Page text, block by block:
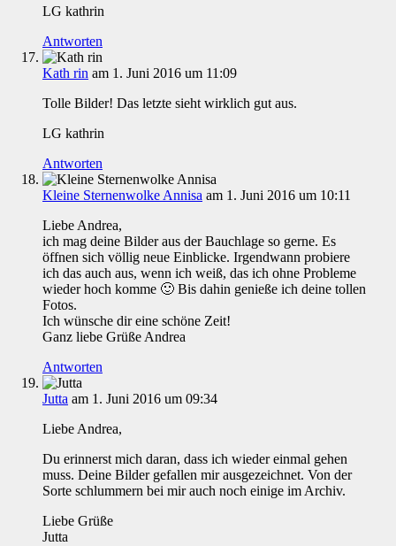
LG kathrin
Antworten
Kath rin am 1. Juni 2016 um 11:09
Tolle Bilder! Das letzte sieht wirklich gut aus.
LG kathrin
Antworten
Kleine Sternenwolke Annisa am 1. Juni 2016 um 10:11
Liebe Andrea,
ich mag deine Bilder aus der Bauchlage so gerne. Es
öffnen sich völlig neue Einblicke. Irgendwann probiere
ich das auch aus, wenn ich weiß, das ich ohne Probleme
wieder hoch komme 🙂 Bis dahin genieße ich deine tollen
Fotos.
Ich wünsche dir eine schöne Zeit!
Ganz liebe Grüße Andrea
Antworten
Jutta am 1. Juni 2016 um 09:34
Liebe Andrea,
Du erinnerst mich daran, dass ich wieder einmal gehen
muss. Deine Bilder gefallen mir ausgezeichnet. Von der
Sorte schlummern bei mir auch noch einige im Archiv.
Liebe Grüße
Jutta